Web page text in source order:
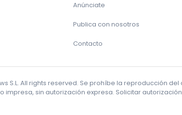
Anúnciate
Publica con nosotros
Contacto
S.L. All rights reserved. Se prohíbe la reproducción
sin autorización expresa. Solicitar